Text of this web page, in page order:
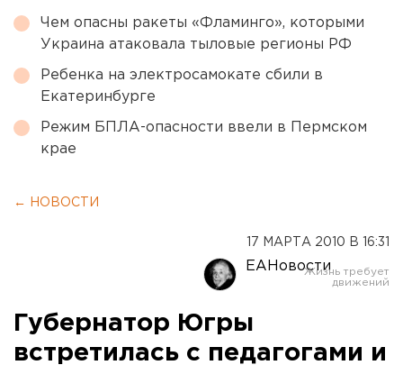
Чем опасны ракеты «Фламинго», которыми
Украина атаковала тыловые регионы РФ
Ребенка на электросамокате сбили в
Екатеринбурге
Режим БПЛА-опасности ввели в Пермском
крае
← НОВОСТИ
17 МАРТА 2010 В 16:31
ЕАНовости
Губернатор Югры
встретилась с педагогами и